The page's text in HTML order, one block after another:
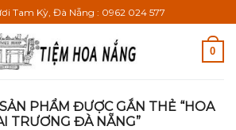
Tam Kỳ, Đà Nẵng : 0962 024 577
0
SẢN PHẨM ĐƯỢC GẮN THẺ “HOA
TRƯƠNG ĐÀ NẴNG”